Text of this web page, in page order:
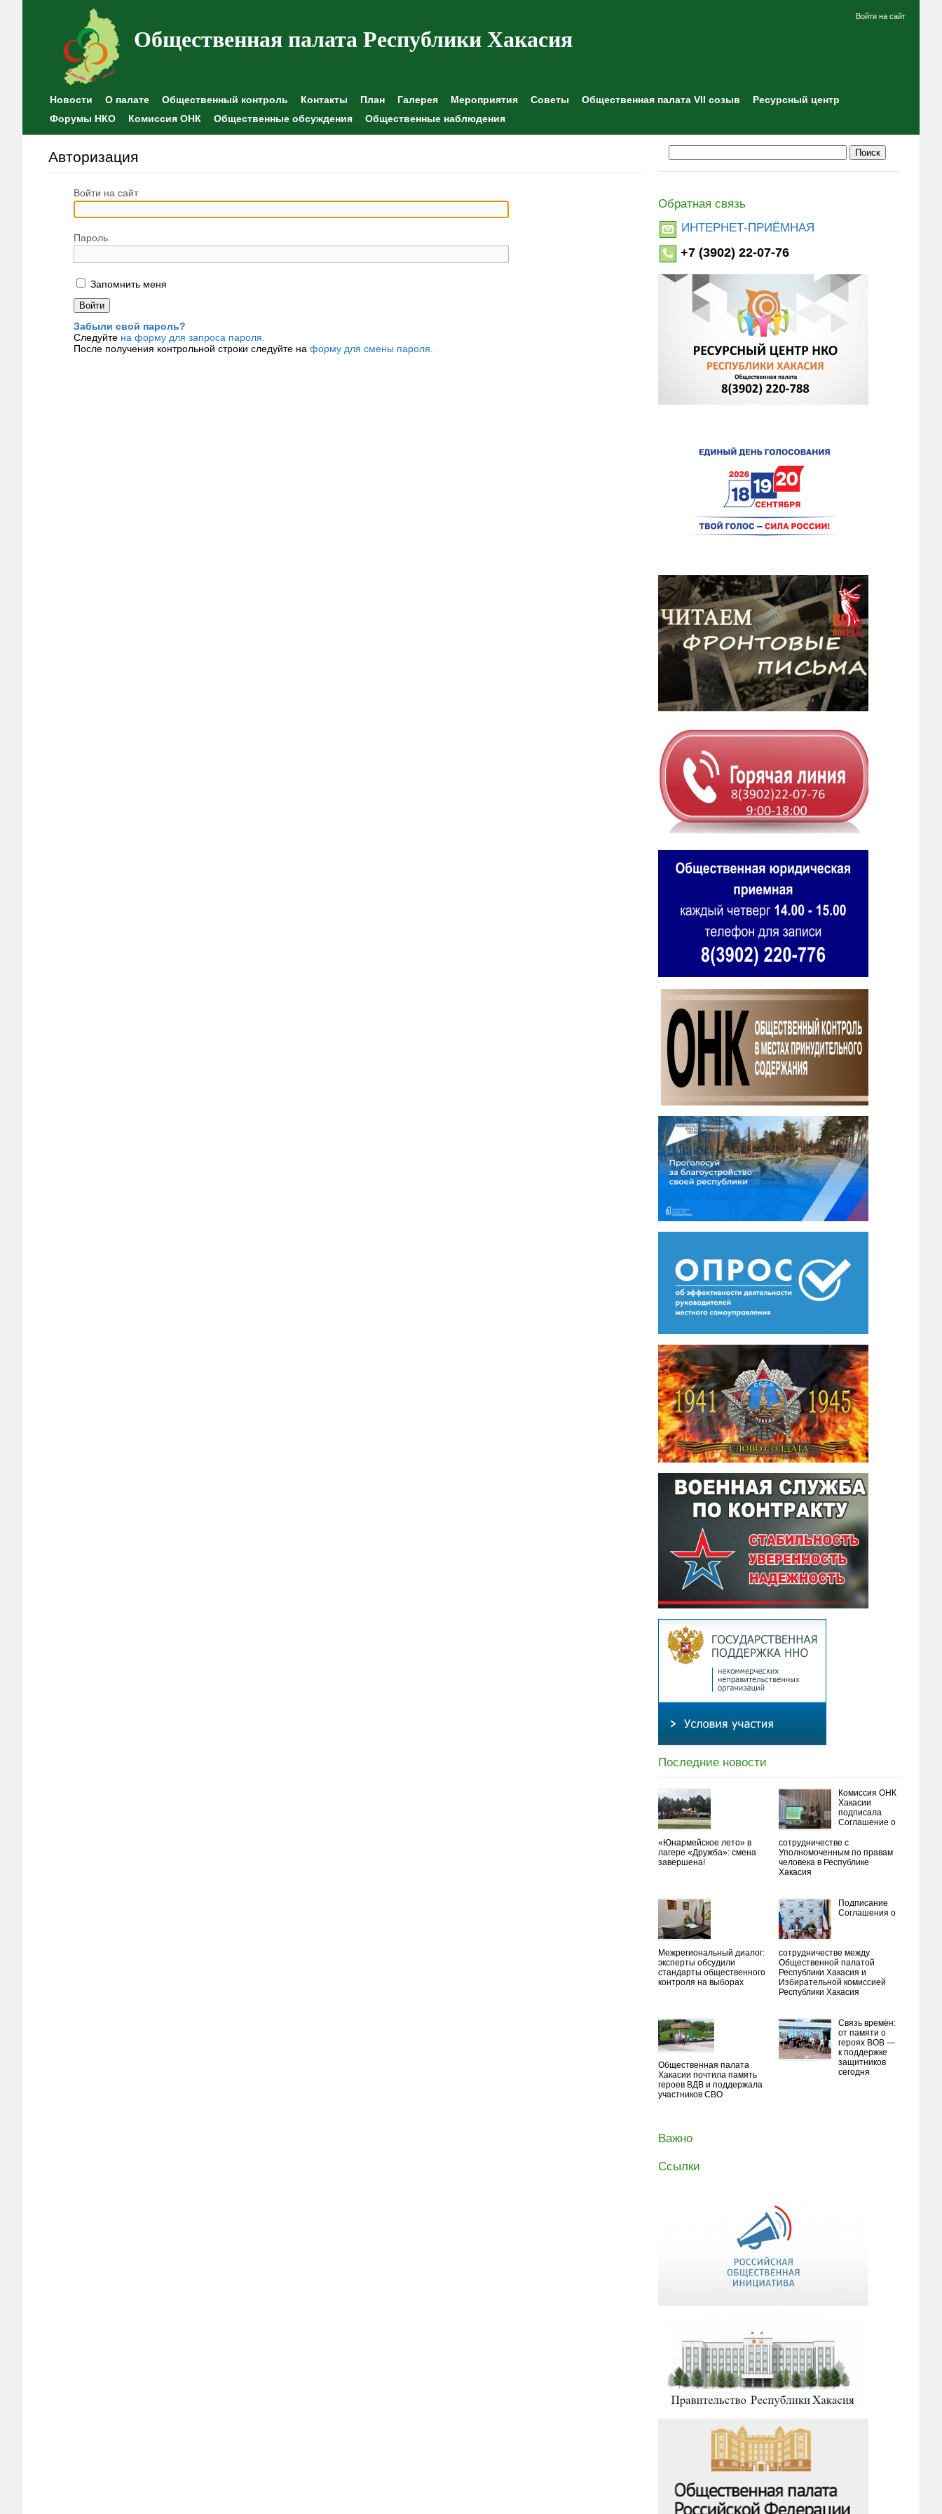
Общественная палата Республики Хакасия
Войти на сайт
Новости О палате Общественный контроль Контакты План Галерея Мероприятия Советы Общественная палата VII созыв
Ресурсный центр
Форумы НКО
Комиссия ОНК Общественные обсуждения Общественные наблюдения
Авторизация
Войти на сайт
Пароль
Запомнить меня
Забыли свой пароль?
Следуйте на форму для запроса пароля.
После получения контрольной строки следуйте на форму для смены пароля.
Обратная связь
ИНТЕРНЕТ-ПРИЁМНАЯ
+7 (3902) 22-07-76
Последние новости
«Юнармейское лето» в
лагере «Дружба»: смена
завершена!
Комиссия ОНК
Хакасии
подписала
Соглашение о
сотрудничестве с
Уполномоченным по правам
человека в Республике
Хакасия
Межрегиональный диалог:
эксперты обсудили
стандарты общественного
контроля на выборах
Подписание
Соглашения о
сотрудничестве между
Общественной палатой
Республики Хакасия и
Избирательной комиссией
Республики Хакасия
Общественная палата
Хакасии почтила память
героев ВДВ и поддержала
участников СВО
Связь времён:
от памяти о
героях ВОВ —
к поддержке
защитников
сегодня
Важно
Ссылки